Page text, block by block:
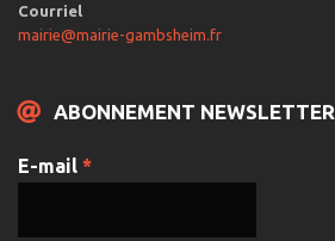
Courriel
mairie@mairie-gambsheim.fr
ABONNEMENT NEWSLETTER
E-mail *